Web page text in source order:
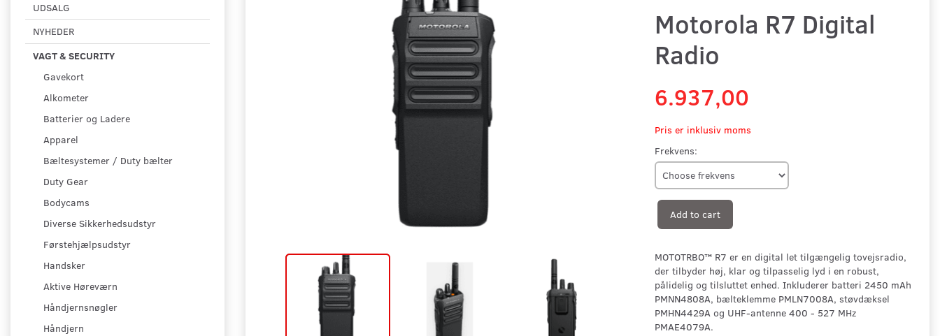
UDSALG
NYHEDER
VAGT & SECURITY
Gavekort
Alkometer
Batterier og Ladere
Apparel
Bæltesystemer / Duty bælter
Duty Gear
Bodycams
Diverse Sikkerhedsudstyr
Førstehjælpsudstyr
Handsker
Aktive Høreværn
Håndjernsnøgler
Håndjern
Motorola R7 Digital
Radio
6.937,00
Pris er inklusiv moms
Frekvens:
Add to cart
MOTOTRBO™ R7 er en digital let tilgængelig tovejsradio,
der tilbyder høj, klar og tilpasselig lyd i en robust,
pålidelig og tilsluttet enhed. Inkluderer batteri 2450 mAh
PMNN4808A, bælteklemme PMLN7008A, støvdæksel
PMHN4429A og UHF-antenne 400 - 527 MHz
PMAE4079A.